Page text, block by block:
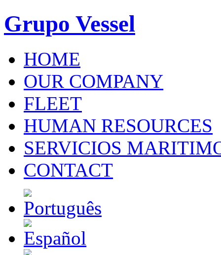
Grupo Vessel
HOME
OUR COMPANY
FLEET
HUMAN RESOURCES
SERVICIOS
CONTACT